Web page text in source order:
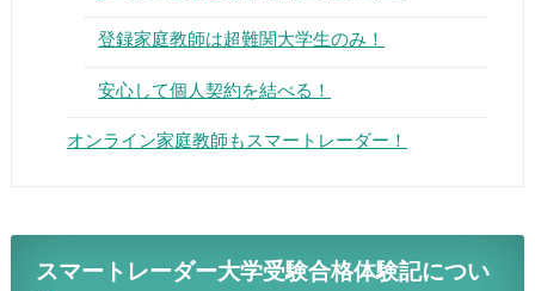
▶
登録家庭教師は超難関大学生のみ！
安心して個人契約を結べる！
オンライン家庭教師もスマートレーダー！
スマートレーダー大学受験合格体験記につい